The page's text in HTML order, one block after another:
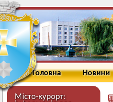
Головна Новини
Місто-курорт: